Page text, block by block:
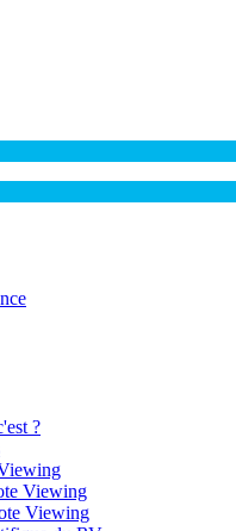
?
Viewing
Viewing